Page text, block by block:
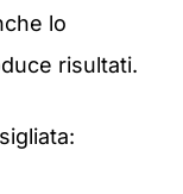
lo
risultati.